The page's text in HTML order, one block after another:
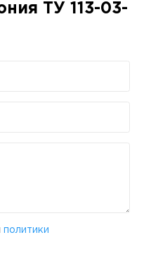
ТУ 113-03-
политики